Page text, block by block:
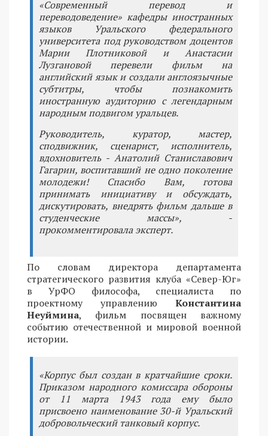
«Современный перевод и
переводоведение» кафедры иностранных
языков Уральского федерального
университета под руководством доцентов
Марии Плотниковой и Анастасии
Лузгановой перевели фильм на
английский язык и создали англоязычные
субтитры, чтобы познакомить
иностранную аудиторию с легендарным
народным подвигом уральцев.
Руководитель, куратор, мастер,
сподвижник, сценарист, исполнитель,
вдохновитель - Анатолий Станиславович
Гагарин, воспитавший не одно поколение
молодежи! Спасибо Вам, готова
принимать инициативу и обсуждать,
дискутировать, внедрять фильм дальше в
студенческие массы», -
прокомментировала эксперт.
По словам директора департамента
стратегического развития клуба «Север-Юг»
в УрФО философа, специалиста по
проектному управлению Константина
Неуймина, фильм посвящен важному
событию отечественной и мировой военной
истории.
«Корпус был создан в кратчайшие сроки.
Приказом народного комиссара обороны
от 11 марта 1943 года ему было
присвоено наименование 30-й Уральский
добровольческий танковый корпус.